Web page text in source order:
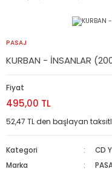
PASAJ
KURBAN - İNSANLAR
Fiyat
495,00 TL
52,47 TL den başlayan
Kategori CD
Marka